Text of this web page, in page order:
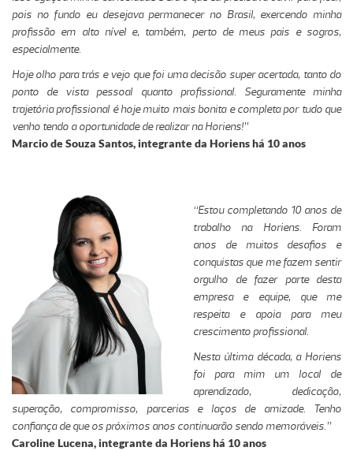
pois no fundo eu desejava permanecer no Brasil, exercendo minha
profissão em alto nível e, também, perto de meus pais e sogros,
especialmente.
Hoje olho para trás e vejo que foi uma decisão super acertada, tanto do
ponto de vista pessoal quanto profissional. Seguramente minha
trajetória profissional é hoje muito mais bonita e completa por tudo que
venho tendo a oportunidade de realizar na Horiens!”
Marcio de Souza Santos, integrante da Horiens há 10 anos
“Estou completando 10 anos de
trabalho na Horiens. Foram
anos de muitos desafios e
conquistas que me fazem sentir
orgulho de fazer parte desta
empresa e equipe, que me
respeita e apoia para meu
crescimento profissional.
Nesta última década, a Horiens
foi para mim um local de
aprendizado, dedicação,
superação, compromisso, parcerias e laços de amizade. Tenho
confiança de que os próximos anos continuarão sendo memoráveis.”
Caroline Lucena, integrante da Horiens há 10 anos